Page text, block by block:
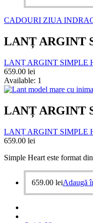
CADOURI ZIUA
LANȚ ARGINT
LANȚ ARGINT SIMPLE
659.00 lei
Available: 1
LANȚ ARGINT
LANȚ ARGINT SIMPLE
659.00 lei
Simple Heart este format din
659.00 leiAdaugă